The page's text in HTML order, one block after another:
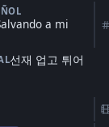
a mi
선재 업고 튀어